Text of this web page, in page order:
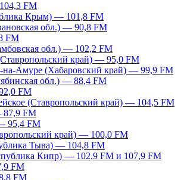
FM
Крым) — 101,8 FM
обл.) — 90,8 FM
FM
обл.) — 102,2 FM
край) — 95,0 FM
на-Амуре (Хабаровский край) — 99,9 FM
обл.) — 88,4 FM
FM
(Ставропольский край) — 104,5 FM
87,9 FM
95,4 FM
край) — 100,0 FM
Тыва) — 104,8 FM
Кипр) — 102,9 FM и 107,9 FM
FM
FM